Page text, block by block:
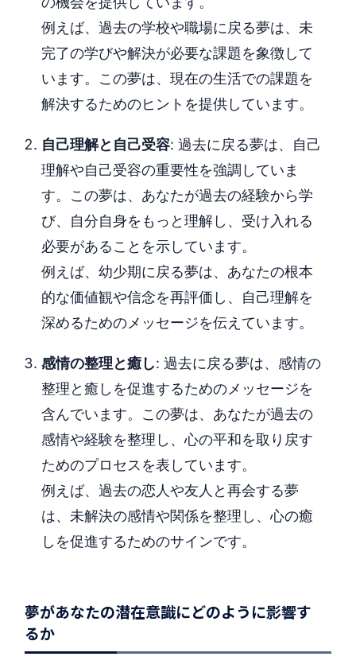
例えば、過去の学校や職場に戻る夢は、未
完了の学びや解決が必要な課題を象徴して
います。この夢は、現在の生活での課題を
解決するためのヒントを提供しています。
自己理解と自己受容: 過去に戻る夢は、自己
理解や自己受容の重要性を強調していま
す。この夢は、あなたが過去の経験から学
び、自分自身をもっと理解し、受け入れる
必要があることを示しています。
例えば、幼少期に戻る夢は、あなたの根本
的な価値観や信念を再評価し、自己理解を
深めるためのメッセージを伝えています。
感情の整理と癒し: 過去に戻る夢は、感情の
整理と癒しを促進するためのメッセージを
含んでいます。この夢は、あなたが過去の
感情や経験を整理し、心の平和を取り戻す
ためのプロセスを表しています。
例えば、過去の恋人や友人と再会する夢
は、未解決の感情や関係を整理し、心の癒
しを促進するためのサインです。
夢があなたの潜在意識にどのように影響す
るか